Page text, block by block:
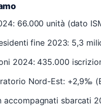
66.000 unità (dato
fine 2023: 5,3
2024: 435.000
Nord-Est: +2,9‰
accompagnati sbarcati